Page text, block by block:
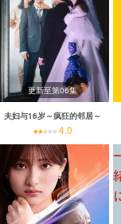
更新至第06集
夫妇与16岁～疯狂的邻居～
4.0